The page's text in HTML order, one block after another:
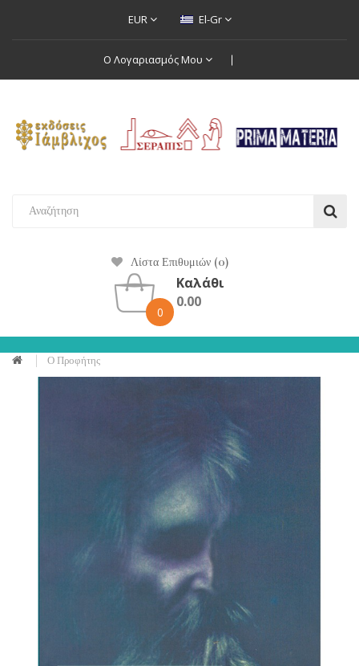
EUR El-Gr
Ο Λογαριασμός Μου
Λίστα Επιθυμιών (0)
0
Καλάθι
0.00
Ο Προφήτης